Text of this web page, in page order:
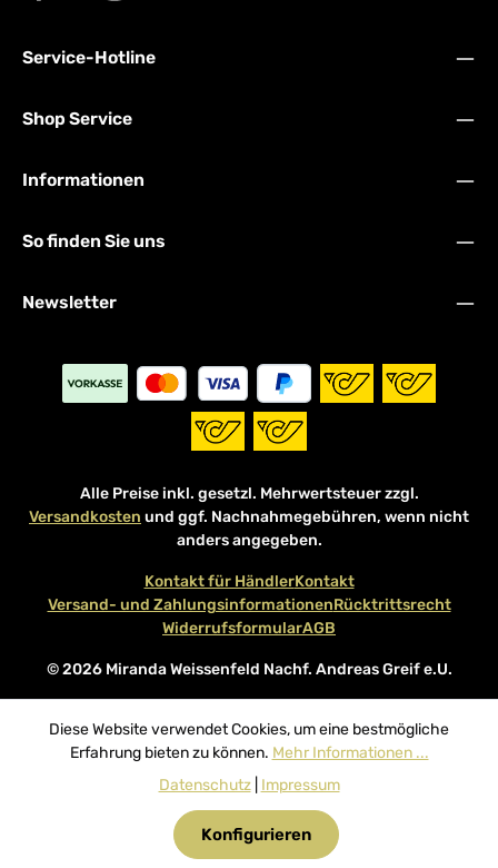
Service-Hotline
Shop Service
Informationen
So finden Sie uns
Newsletter
Alle Preise inkl. gesetzl. Mehrwertsteuer zzgl.
Versandkosten und ggf. Nachnahmegebühren, wenn nicht
anders angegeben.
© 2026 Miranda Weissenfeld Nachf. Andreas Greif e.U.
Kontakt für HändlerKontakt
Versand- und ZahlungsinformationenRücktrittsrecht
WiderrufsformularAGB
Diese Website verwendet Cookies, um eine bestmögliche
Erfahrung bieten zu können. Mehr Informationen ...
Datenschutz| Impressum
Konfigurieren